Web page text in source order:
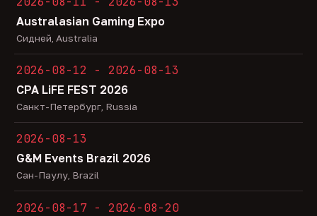
Australasian Gaming Expo
Сидней, Australia
2026-08-12 - 2026-08-13
CPA LiFE FEST 2026
Санкт-Петербург, Russia
2026-08-13
G&M Events Brazil 2026
Сан-Паулу, Brazil
2026-08-17 - 2026-08-20